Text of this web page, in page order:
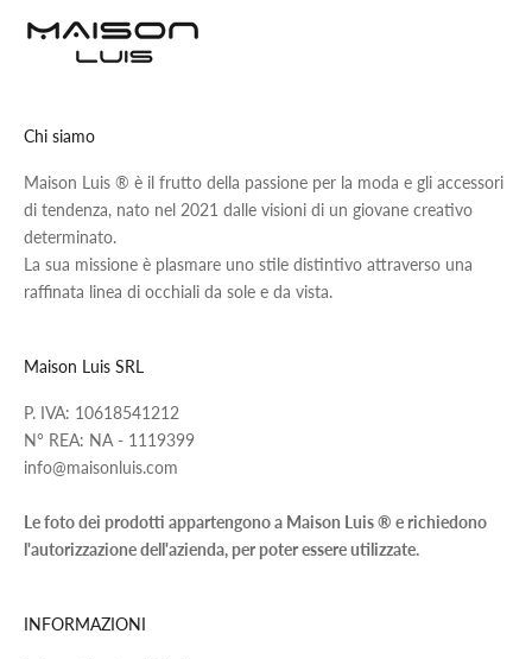
Chi siamo
Maison Luis ® è il frutto della passione per la moda e gli accessori
di tendenza, nato nel 2021 dalle visioni di un giovane creativo
determinato.
La sua missione è plasmare uno stile distintivo attraverso una
raffinata linea di occhiali da sole e da vista.
Maison Luis SRL
P. IVA: 10618541212
N° REA: NA - 1119399
info@maisonluis.com
Le foto dei prodotti appartengono a Maison Luis ® e richiedono
l'autorizzazione dell'azienda, per poter essere utilizzate.
INFORMAZIONI